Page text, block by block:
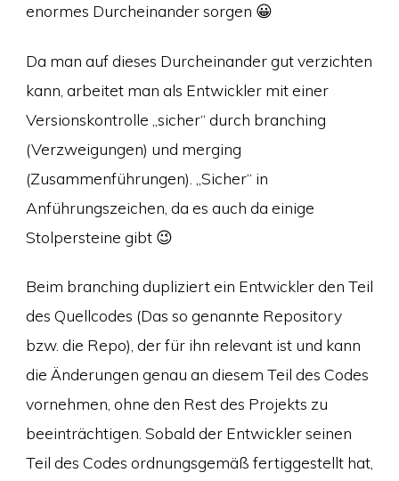
enormes Durcheinander sorgen 😀
Da man auf dieses Durcheinander gut verzichten
kann, arbeitet man als Entwickler mit einer
Versionskontrolle „sicher“ durch branching
(Verzweigungen) und merging
(Zusammenführungen). „Sicher“ in
Anführungszeichen, da es auch da einige
Stolpersteine gibt 😉
Beim branching dupliziert ein Entwickler den Teil
des Quellcodes (Das so genannte Repository
bzw. die Repo), der für ihn relevant ist und kann
die Änderungen genau an diesem Teil des Codes
vornehmen, ohne den Rest des Projekts zu
beeinträchtigen. Sobald der Entwickler seinen
Teil des Codes ordnungsgemäß fertiggestellt hat,